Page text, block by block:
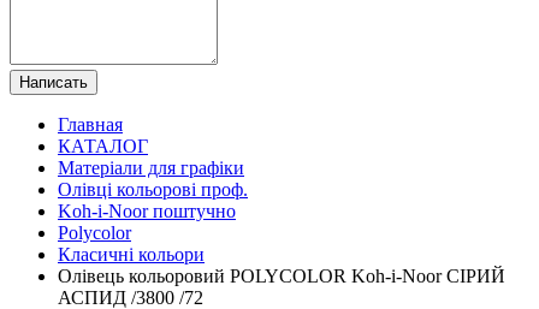
Написать
Главная
КАТАЛОГ
Матеріали для графіки
Олівці кольорові проф.
Koh-i-Noor поштучно
Polycolor
Класичні кольори
Олівець кольоровий POLYCOLOR Koh-i-Noor СІРИЙ
АСПИД /3800 /72